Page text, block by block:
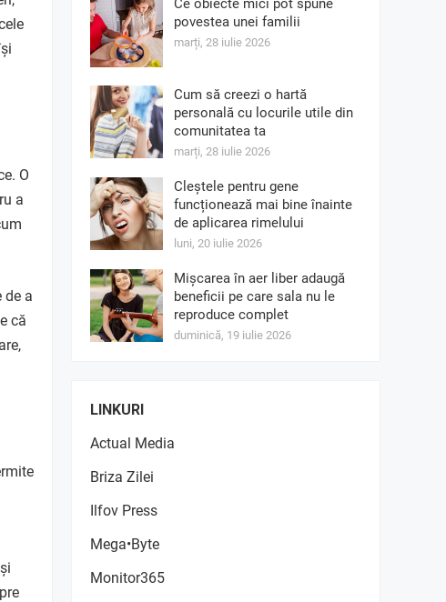
O
a
de a
că
Ce obiecte mici pot spune
povestea unei familii
marți, 28 iulie 2026
Cum să creezi o hartă
personală cu locurile utile din
comunitatea ta
marți, 28 iulie 2026
Cleștele pentru gene
funcționează mai bine înainte
de aplicarea rimelului
luni, 20 iulie 2026
Mișcarea în aer liber adaugă
beneficii pe care sala nu le
reproduce complet
duminică, 19 iulie 2026
LINKURI
Actual Media
Briza Zilei
Ilfov Press
Mega•Byte
Monitor365